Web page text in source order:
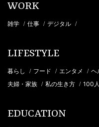
WORK
雑学 / 仕事 / デジタル /
LIFESTYLE
暮らし / フード / エンタメ / ヘ
夫婦・家族 / 私の生き方 / 100
EDUCATION